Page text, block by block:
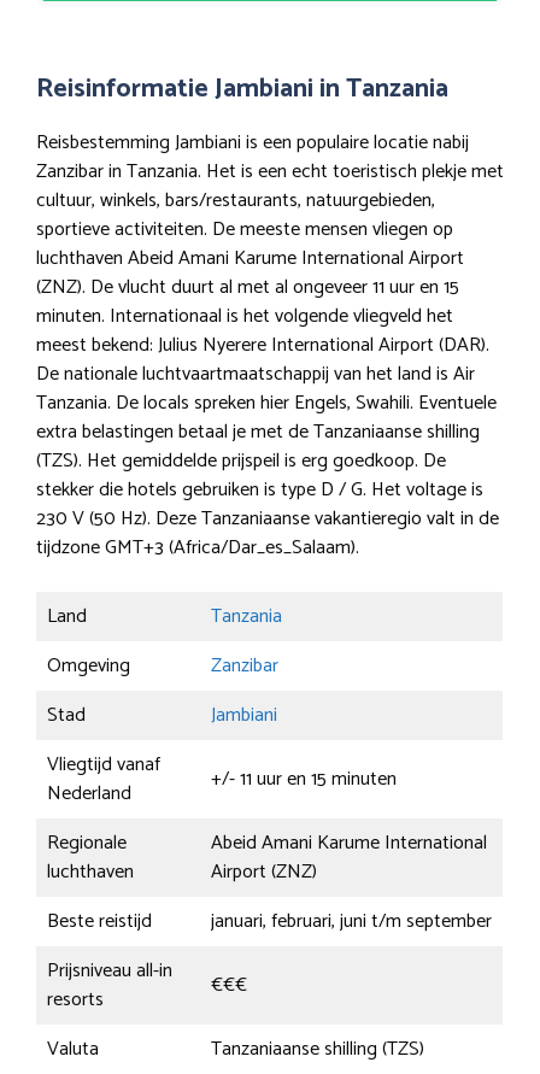
Reisinformatie Jambiani in Tanzania
Reisbestemming Jambiani is een populaire locatie nabij
Zanzibar in Tanzania. Het is een echt toeristisch plekje met
cultuur, winkels, bars/restaurants, natuurgebieden,
sportieve activiteiten. De meeste mensen vliegen op
luchthaven Abeid Amani Karume International Airport
(ZNZ). De vlucht duurt al met al ongeveer 11 uur en 15
minuten. Internationaal is het volgende vliegveld het
meest bekend: Julius Nyerere International Airport (DAR).
De nationale luchtvaartmaatschappij van het land is Air
Tanzania. De locals spreken hier Engels, Swahili. Eventuele
extra belastingen betaal je met de Tanzaniaanse shilling
(TZS). Het gemiddelde prijspeil is erg goedkoop. De
stekker die hotels gebruiken is type D / G. Het voltage is
230 V (50 Hz). Deze Tanzaniaanse vakantieregio valt in de
tijdzone GMT+3 (Africa/Dar_es_Salaam).
Land
Tanzania
Omgeving
Zanzibar
Stad
Jambiani
Vliegtijd vanaf
Nederland
+/- 11 uur en 15 minuten
Regionale
luchthaven
Abeid Amani Karume International
Airport (ZNZ)
Beste reistijd
januari, februari, juni t/m september
Prijsniveau all-in
resorts
€€€
Valuta
Tanzaniaanse shilling (TZS)